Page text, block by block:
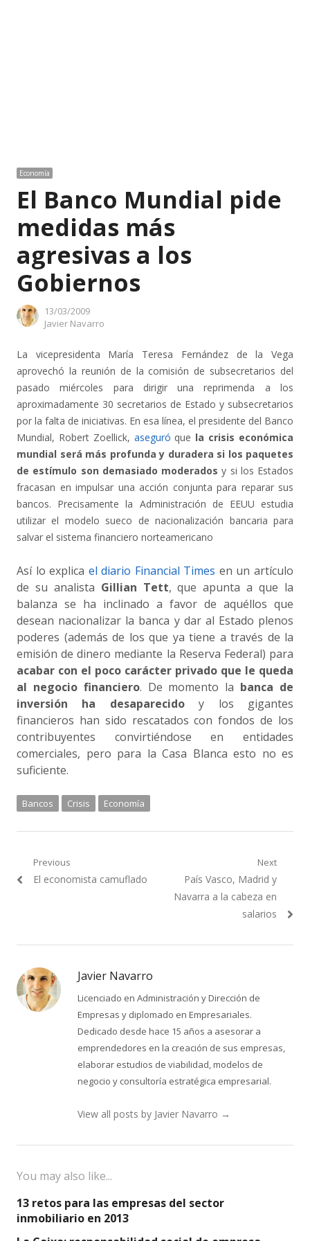
Economía
El Banco Mundial pide
medidas más
agresivas a los
Gobiernos
13/03/2009
Author
Javier Navarro
La vicepresidenta María Teresa Fernández de la Vega
aprovechó la reunión de la comisión de subsecretarios del
pasado miércoles para dirigir una reprimenda a los
aproximadamente 30 secretarios de Estado y subsecretarios
por la falta de iniciativas. En esa línea, el presidente del Banco
Mundial, Robert Zoellick, aseguró que la crisis económica
mundial será más profunda y duradera si los paquetes
de estímulo son demasiado moderados y si los Estados
fracasan en impulsar una acción conjunta para reparar sus
bancos. Precisamente la Administración de EEUU estudia
utilizar el modelo sueco de nacionalización bancaria para
salvar el sistema financiero norteamericano
Así lo explica el diario Financial Times en un artículo
de su analista Gillian Tett, que apunta a que la
balanza se ha inclinado a favor de aquéllos que
desean nacionalizar la banca y dar al Estado plenos
poderes (además de los que ya tiene a través de la
emisión de dinero mediante la Reserva Federal) para
acabar con el poco carácter privado que le queda
al negocio financiero. De momento la banca de
inversión ha desaparecidoy los gigantes
financieros han sido rescatados con fondos de los
contribuyentes convirtiéndose en entidades
comerciales, pero para la Casa Blanca esto no es
suficiente.
Bancos Crisis Economía
Navegación
de
Previous
Previous
El economista camuflado
Next
Next
post:
País Vasco, Madrid y
Navarra a la cabeza en
salarios
Javier Navarro
Licenciado en Administración y Dirección de
Empresas y diplomado en Empresariales.
Dedicado desde hace 15 años a asesorar a
emprendedores en la creación de sus empresas,
elaborar estudios de viabilidad, modelos de
negocio y consultoría estratégica empresarial.
View all posts by Javier Navarro →
You may also like...
13 retos para las empresas del sector
inmobiliario en 2013